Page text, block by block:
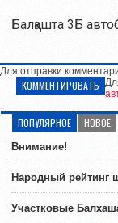
Балқашта 3Б
Для отправки
КОММЕНТИРОВАТЬ
ПОПУЛЯРНОЕ НОВОЕ
Внимание!
Народный рейтинг
Участковые